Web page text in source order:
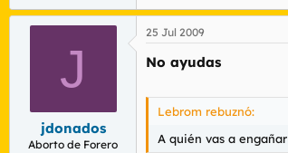
J
jdonados
Aborto de Forero
25 Jul 2009
No ayudas
Lebrom rebuznó:
A quién vas a